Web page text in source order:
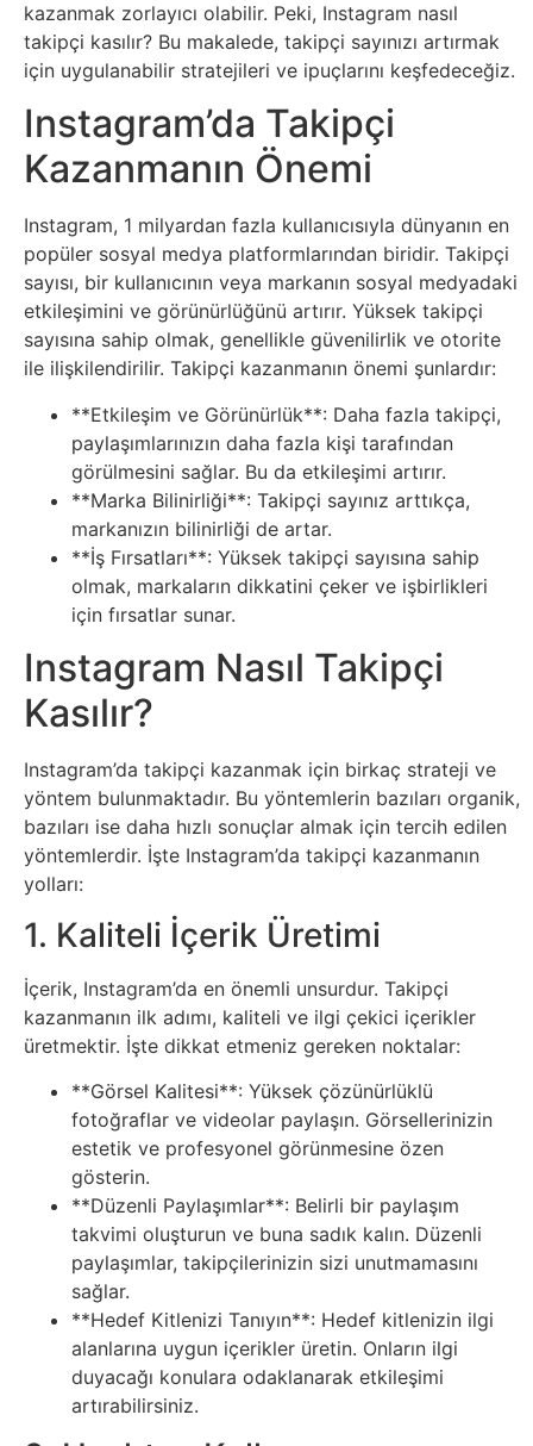
Dokümanlar
Domain
Download
Devlet
Eğitim
Elektronik
Cihazlar
Facebook
Felsefe
Finans
Genel
Gezi
Gizem
Grafik
Tasarım
Güvenlik
Haber
Hayvanlar
Hobi
Hosting
Hukuk
İnstagram
kazanmak zorlayıcı olabilir. Peki, Instagram nasıl
takipçi kasılır? Bu makalede, takipçi sayınızı artırmak
için uygulanabilir stratejileri ve ipuçlarını keşfedeceğiz.
Instagram’da Takipçi
Kazanmanın Önemi
Instagram, 1 milyardan fazla kullanıcısıyla dünyanın en
popüler sosyal medya platformlarından biridir. Takipçi
sayısı, bir kullanıcının veya markanın sosyal medyadaki
etkileşimini ve görünürlüğünü artırır. Yüksek takipçi
sayısına sahip olmak, genellikle güvenilirlik ve otorite
ile ilişkilendirilir. Takipçi kazanmanın önemi şunlardır:
**Etkileşim ve Görünürlük**: Daha fazla takipçi,
paylaşımlarınızın daha fazla kişi tarafından
görülmesini sağlar. Bu da etkileşimi artırır.
**Marka Bilinirliği**: Takipçi sayınız arttıkça,
markanızın bilinirliği de artar.
**İş Fırsatları**: Yüksek takipçi sayısına sahip
olmak, markaların dikkatini çeker ve işbirlikleri
için fırsatlar sunar.
Instagram Nasıl Takipçi
Kasılır?
Instagram’da takipçi kazanmak için birkaç strateji ve
yöntem bulunmaktadır. Bu yöntemlerin bazıları organik,
bazıları ise daha hızlı sonuçlar almak için tercih edilen
yöntemlerdir. İşte Instagram’da takipçi kazanmanın
yolları:
1. Kaliteli İçerik Üretimi
İçerik, Instagram’da en önemli unsurdur. Takipçi
kazanmanın ilk adımı, kaliteli ve ilgi çekici içerikler
üretmektir. İşte dikkat etmeniz gereken noktalar:
**Görsel Kalitesi**: Yüksek çözünürlüklü
fotoğraflar ve videolar paylaşın. Görsellerinizin
estetik ve profesyonel görünmesine özen
gösterin.
**Düzenli Paylaşımlar**: Belirli bir paylaşım
takvimi oluşturun ve buna sadık kalın. Düzenli
paylaşımlar, takipçilerinizin sizi unutmamasını
sağlar.
**Hedef Kitlenizi Tanıyın**: Hedef kitlenizin ilgi
alanlarına uygun içerikler üretin. Onların ilgi
duyacağı konulara odaklanarak etkileşimi
artırabilirsiniz.